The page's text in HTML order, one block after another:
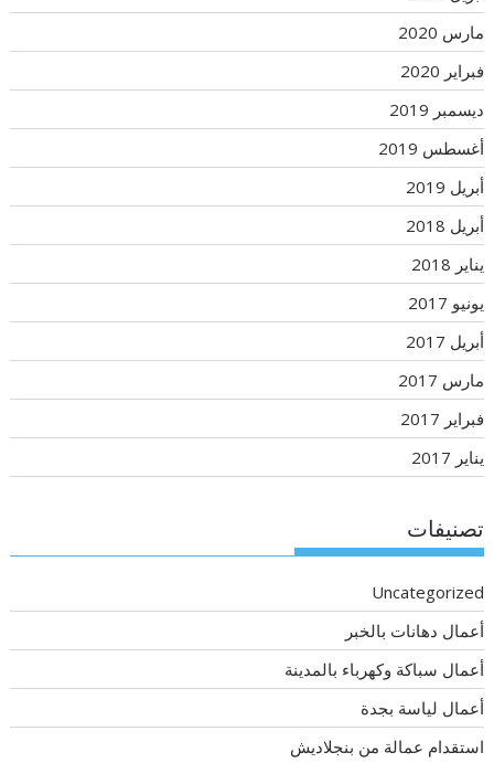
مارس 2020
فبراير 2020
ديسمبر 2019
أغسطس 2019
أبريل 2019
أبريل 2018
يناير 2018
يونيو 2017
أبريل 2017
مارس 2017
فبراير 2017
يناير 2017
تصنيفات
Uncategorized
أعمال دهانات بالخبر
أعمال سباكة وكهرباء بالمدينة
أعمال لياسة بجدة
استقدام عمالة من بنجلاديش